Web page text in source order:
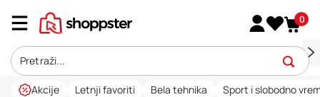
0
Akcije Letnji favoriti Bela tehnika Sport i slobodno